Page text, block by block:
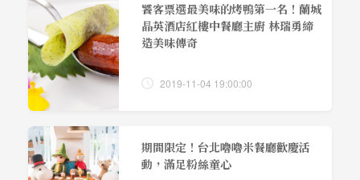
饕客票選最美味的烤鴨第一名！蘭城
晶英酒店紅樓中餐廳主廚 林瑞勇締
造美味傳奇
2019-11-04 19:00:00
期間限定！台北嚕嚕米餐廳歡慶活
動，滿足粉絲童心